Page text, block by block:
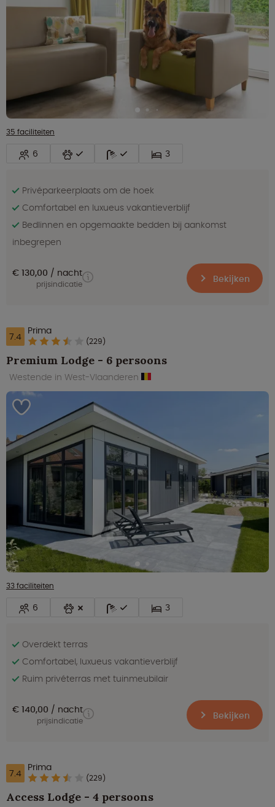
35 faciliteiten
6 3
Privéparkeerplaats om de hoek
Comfortabel en luxueus vakantieverblijf
Bedlinnen en opgemaakte bedden bij aankomst
inbegrepen
€ 130,00 nacht
prijsindicatie Bekijken
7.4 Prima
(229)
Premium Lodge - 6 persoons
Westende in West-Vlaanderen
33 faciliteiten
6 3
Overdekt terras
Comfortabel, luxueus vakantieverblijf
Ruim privéterras met tuinmeubilair
€ 140,00 nacht
prijsindicatie Bekijken
7.4 Prima
(229)
Access Lodge - 4 persoons